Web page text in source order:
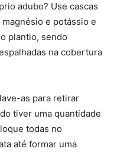
adubo? Use cascas
e potássio e
plantio, sendo
na cobertura
as para retirar
tiver uma quantidade
todas no
até formar uma